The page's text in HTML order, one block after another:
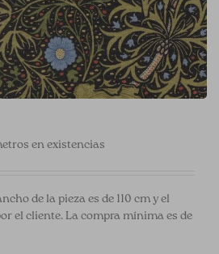
en existencias
de la pieza es de 110 cm y el
el cliente. La compra mínima es de